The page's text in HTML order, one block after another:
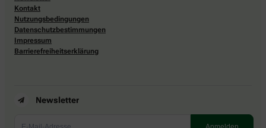
Kontakt
Nutzungsbedingungen
Datenschutzbestimmungen
Impressum
Barrierefreiheitserklärung
Newsletter